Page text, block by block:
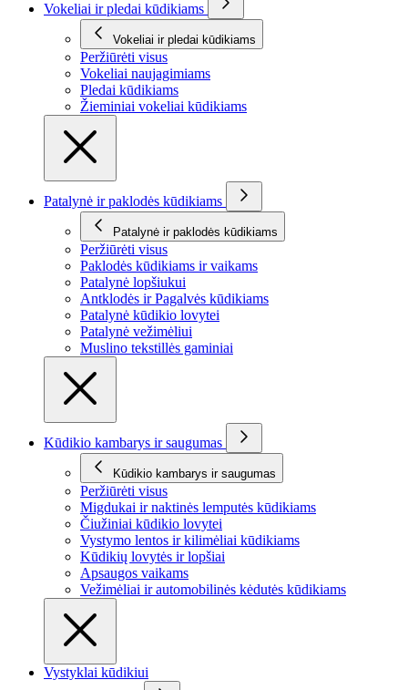
Vokeliai ir pledai kūdikiams
Vokeliai ir pledai kūdikiams
Peržiūrėti visus
Vokeliai naujagimiams
Pledai kūdikiams
Žieminiai vokeliai kūdikiams
Patalynė ir paklodės kūdikiams
Patalynė ir paklodės kūdikiams
Peržiūrėti visus
Paklodės kūdikiams ir vaikams
Patalynė lopšiukui
Antklodės ir Pagalvės kūdikiams
Patalynė kūdikio lovytei
Patalynė vežimėliui
Muslino tekstillės gaminiai
Kūdikio kambarys ir saugumas
Kūdikio kambarys ir saugumas
Peržiūrėti visus
Migdukai ir naktinės lemputės kūdikiams
Čiužiniai kūdikio lovytei
Vystymo lentos ir kilimėliai kūdikiams
Kūdikių lovytės ir lopšiai
Apsaugos vaikams
Vežimėliai ir automobilinės kėdutės kūdikiams
Vystyklai kūdikiui